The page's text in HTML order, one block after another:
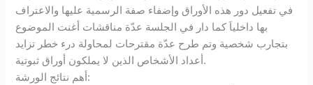
في تفعيل دور هذه الأوراق وإضفاء صفة الرسمية عليها والاعتراف
بها داخلياَ كما دار في الجلسة عدّة مناقشات أغنت الموضوع
بتجارب شخصية وتم طرح عدّة مقترحات لمحاولة درء خطر تزايد
أعداد الأشخاص الذين لا يملكون أوراق ثبوتية.
أهم نتائج الورشة: